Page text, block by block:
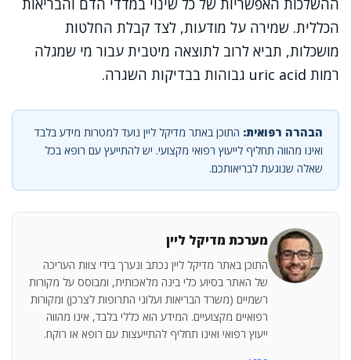
ההשלכות האפשריות של כל שינוי במדדי הדם והבריאות
הכללית. שמירה על מודעות, לצד קבלת החלטות
מושכלות, תביא לרוב לתוצאה מיטבית עבור מי שמגלה
רמות uric acid גבוהות בבדיקות השגרה.
הבהרה רפואית: התוכן באתר מדיקל ליין נועד למטרות מידע בלבד
ואינו מהווה תחליף לייעוץ רפואי מקצועי. יש להתייעץ עם רופא בכל
שאלה שנוגעת לבריאותכם.
מערכת מדיקל ליין
התוכן באתר מדיקל ליין נכתב ונערך בידי צוות העריכה
של האתר בסיוע כלי בינה מלאכותית, ומבוסס על מקורות
רשמיים (משרד הבריאות ועלוני התרופות לצרכן) ומקורות
רפואיים מקצועיים. המידע הוא כללי בלבד, אינו מהווה
ייעוץ רפואי ואינו תחליף להתייעצות עם רופא או רוקח.